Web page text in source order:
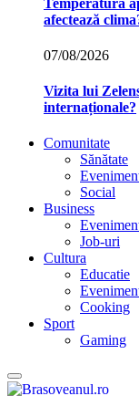
afectează
07/08/2026
Vizita lui
internaționale?
Comunitate
Sănătate
Social
Business
Job-uri
Cultura
Educatie
Cooking
Sport
Gaming